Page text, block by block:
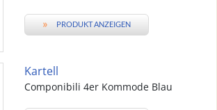
» PRODUKT ANZEIGEN
Kartell
Componibili 4er Kommode Blau